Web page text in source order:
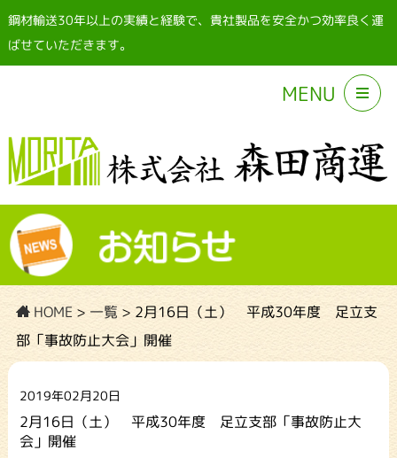
鋼材輸送30年以上の実績と経験で、貴社製品を安全かつ効率良く運
ばせていただきます。
MENU
HOME> 一覧 > 2月16日（土） 平成30年度 足立支
部「事故防止大会」開催
2019年02月20日
2月16日（土） 平成30年度 足立支部「事故防止大
会」開催